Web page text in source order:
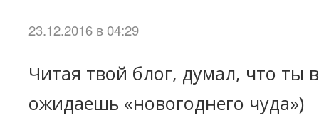
23.12.2016 в 04:29
Читая твой блог, думал, что ты
ожидаешь «новогоднего чуда»)